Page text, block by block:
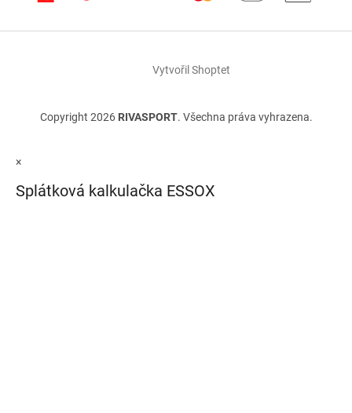
Vytvořil Shoptet
Copyright 2026 RIVASPORT. Všechna práva vyhrazena.
×
Splátková kalkulačka ESSOX